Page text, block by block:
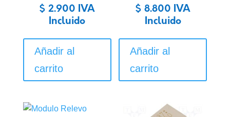
$ 2.900 IVA
Incluido
Añadir al
carrito
$ 8.800 IVA
Incluido
Añadir al
carrito